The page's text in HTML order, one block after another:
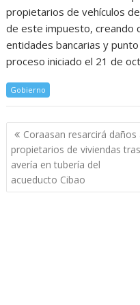
propietarios de vehículos
de este impuesto, creando
entidades bancarias y
proceso iniciado el 21 de
Gobierno
Navegación
de
entradas
Coraasan resarcirá daños
propietarios de viviendas tras
avería en tubería del
acueducto Cibao